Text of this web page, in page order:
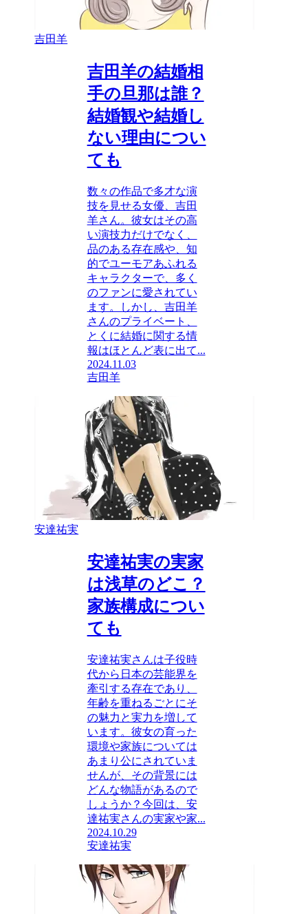
吉田羊
吉田羊の結婚相
手の旦那は誰？
結婚観や結婚し
ない理由につい
ても
数々の作品で多才な演
技を見せる女優、吉田
羊さん。彼女はその高
い演技力だけでなく、
品のある存在感や、知
的でユーモアあふれる
キャラクターで、多く
のファンに愛されてい
ます。しかし、吉田羊
さんのプライベート、
とくに結婚に関する情
報はほとんど表に出て...
2024.11.03
吉田羊
安達祐実
安達祐実の実家
は浅草のどこ？
家族構成につい
ても
安達祐実さんは子役時
代から日本の芸能界を
牽引する存在であり、
年齢を重ねるごとにそ
の魅力と実力を増して
います。彼女の育った
環境や家族については
あまり公にされていま
せんが、その背景には
どんな物語があるので
しょうか？今回は、安
達祐実さんの実家や家...
2024.10.29
安達祐実